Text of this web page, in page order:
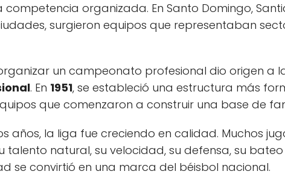
competencia organizada. En Santo Domingo,
surgieron equipos que representaban
un campeonato profesional dio origen a
. En 1951, se estableció una estructura más
que comenzaron a construir una base de
años, la liga fue creciendo en calidad. Muchos
talento natural, su velocidad, su defensa, su
se convirtió en una marca del béisbol nacional.